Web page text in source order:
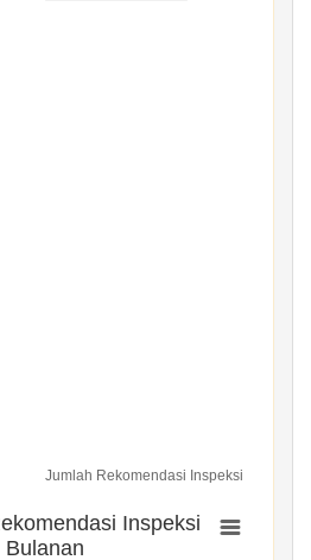
Jumlah Rekomendasi Inspeksi
Inspeksi
Bulanan